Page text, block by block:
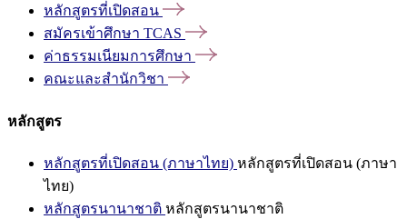
หลักสูตรที่เปิดสอน
สมัครเข้าศึกษา TCAS
ค่าธรรมเนียมการศึกษา
คณะและสำนักวิชา
หลักสูตร
หลักสูตรที่เปิดสอน (ภาษาไทย) หลักสูตรที่เปิดสอน (ภาษา
ไทย)
หลักสูตรนานาชาติ หลักสูตรนานาชาติ